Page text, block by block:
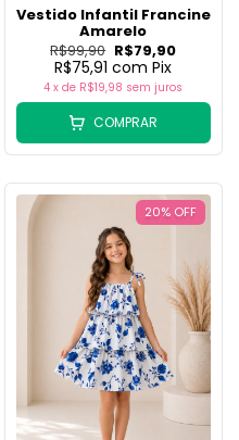
Vestido Infantil Francine
Amarelo
R$99,90 R$79,90
R$75,91com Pix
4 x de R$19,98 sem juros
COMPRAR
20% OFF